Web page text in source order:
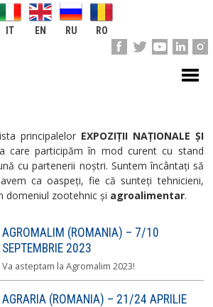
IT EN RU RO
principalelor EXPOZIŢII NAŢIONALE ŞI
care participăm în mod curent cu stand
cu partenerii noştri. Suntem încântaţi să
ca oaspeţi, fie că sunteţi tehnicieni,
domeniul zootehnic şi agroalimentar.
AGROMALIM (ROMANIA) – 7/10
SEPTEMBRIE 2023
Va asteptam la Agromalim 2023!
AGRARIA (ROMANIA) – 21/24 APRILIE